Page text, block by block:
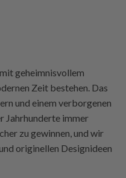
geheimnisvollem
Zeit bestehen. Das
und einem verborgenen
Jahrhunderte immer
zu gewinnen, und wir
originellen Designideen